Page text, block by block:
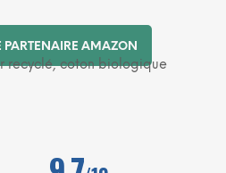
PARTENAIRE AMAZON
recyclé, coton biologique